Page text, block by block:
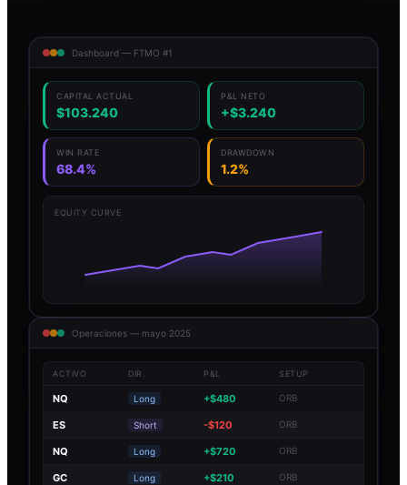
Dashboard — FTMO #1
CAPITAL ACTUAL
$103.240
P&L NETO
+$3.240
WIN RATE
68.4%
DRAWDOWN
1.2%
EQUITY CURVE
Operaciones — mayo 2025
ACTIVO DIR. P&L SETUP
NQ Long +$480 ORB
ES Short -$120 ORB
NQ Long +$720 ORB
GC Long +$210 ORB